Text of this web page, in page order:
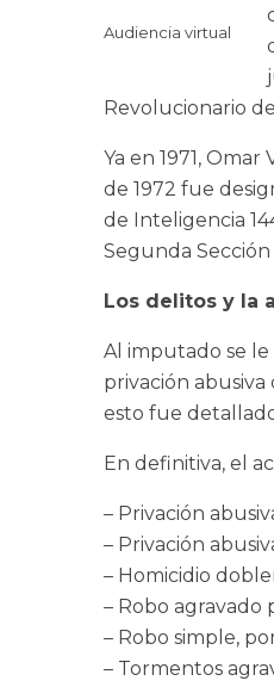
Audiencia virtual
Revolucionario
Ya en 1971,
de 1972 fue
de Inteligencia
Segunda
Los delitos y la
Al imputado se
privación
esto fue
En definitiva, el
– Privación
– Privación
– Homicidio
– Robo agravado
– Robo simple,
– Tormentos